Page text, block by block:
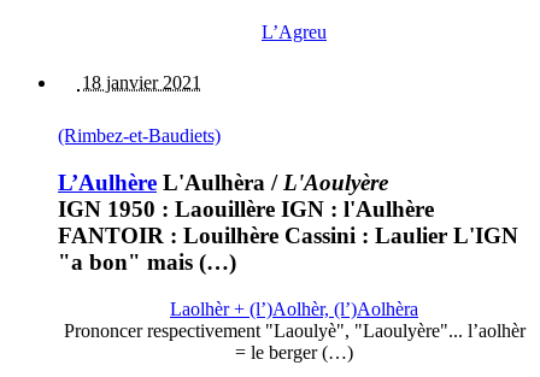
L’Agreu
18 janvier 2021
(Rimbez-et-Baudiets)
L’Aulhère L'Aulhèra / L'Aoulyère
IGN 1950 : Laouillère IGN : l'Aulhère
FANTOIR : Louilhère Cassini : Laulier L'IGN
"a bon" mais (…)
Laolhèr + (l’)Aolhèr, (l’)Aolhèra
Prononcer respectivement "Laoulyè", "Laoulyère"... l’aolhèr
= le berger (…)